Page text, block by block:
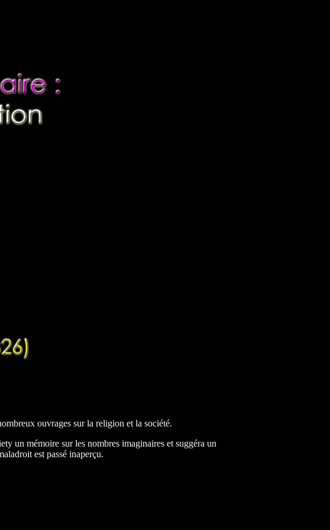
ouvrages sur la religion et la société.
un mémoire sur les nombres imaginaires et suggéra un
est passé inaperçu.